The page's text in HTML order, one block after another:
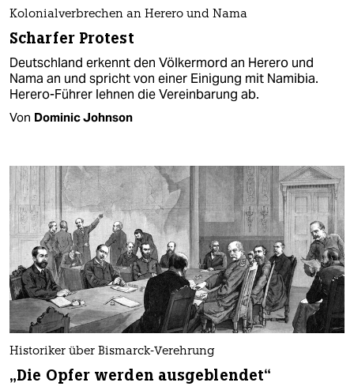
Kolonialverbrechen an Herero und Nama
Scharfer Protest
Deutschland erkennt den Völkermord an Herero und
Nama an und spricht von einer Einigung mit Namibia.
Herero-Führer lehnen die Vereinbarung ab.
Von Dominic Johnson
Historiker über Bismarck-Verehrung
„Die Opfer werden ausgeblendet“